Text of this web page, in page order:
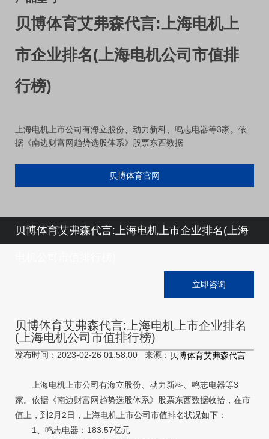
贝博体育艾弗森代言:上海电机上
市企业排名(上海电机公司市值排
行榜)
上海电机上市公司有海立股份、动力新科、鸣志电器等3家。依
据《南边财富网趋势选股体系》股票东西数据
贝博体育官网
贝博体育艾弗森代言:上海电机上市企业排名(上海
立即咨询
贝博体育艾弗森代言:上海电机上市企业排名
(上海电机公司市值排行榜)
发布时间：2023-02-26 01:58:00 来源： 贝博体育艾弗森代言
上海电机上市公司有海立股份、动力新科、鸣志电器等3
家。依据《南边财富网趋势选股体系》股票东西数据收拾，在市
值上，到2月2日，上海电机上市公司市值排名状况如下：
1、鸣志电器：183.57亿元